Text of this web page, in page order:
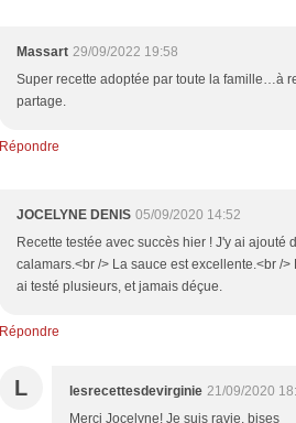
Massart 29/09/2022 19:58
Super recette adoptée par toute la famille…à
partage.
Répondre
JOCELYNE DENIS 05/09/2020 14:52
Recette testée avec succès hier ! J'y ai ajouté
calamars.<br /> La sauce est excellente.<br /
ai testé plusieurs, et jamais déçue.
Répondre
L lesrecettesdevirginie 21/09/2020
Merci Jocelyne! Je suis ravie. bises